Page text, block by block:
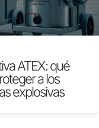
ATEX: qué
a los
explosivas